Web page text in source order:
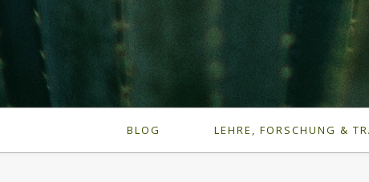
BLOG LEHRE, FORSCHUNG &